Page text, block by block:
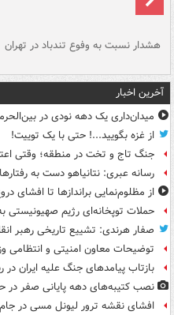
هشدار نسبت به وفوع تندباد در تهران
آخرین اخبار
میدان‌داری یک دهه نودی در
از غزه بگویید...! حتی با یک توییت!
جنگ تاج و تخت در منطقه؛ وقتی
رسانه عبری: نتانیاهو دست به
از مظلوم‌نمایی براندازها تا افشای
حملات توپخانه‌ای رژیم صهیونیستی
صفار هرندی: تشییع تاریخی رهبر
توضیحات معاون امنیتی و انتظامی
بازتاب پیامدهای جنگ علیه ایران
نصب کتیبه‌های دهه پایانی صفر در
افشای نقشه ترور لیونل مسی در جام